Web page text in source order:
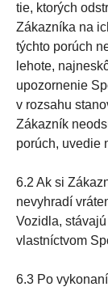
tie, ktorých
Zákazníka na
týchto porúch
lehote,
upozornenie
v rozsahu
Zákazník
porúch, uvedie
6.2 Ak si
nevyhradí
Vozidla,
vlastníctvom
6.3 Po